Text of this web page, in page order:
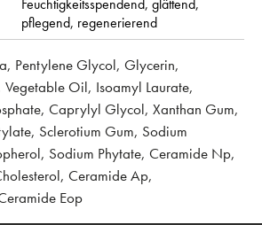
Feuchtigkeitsspendend, glättend,
pflegend, regenerierend
Pentylene Glycol, Glycerin,
Oil, Isoamyl Laurate,
Caprylyl Glycol, Xanthan Gum,
Sclerotium Gum, Sodium
Sodium Phytate, Ceramide Np,
Ceramide Ap,
Eop